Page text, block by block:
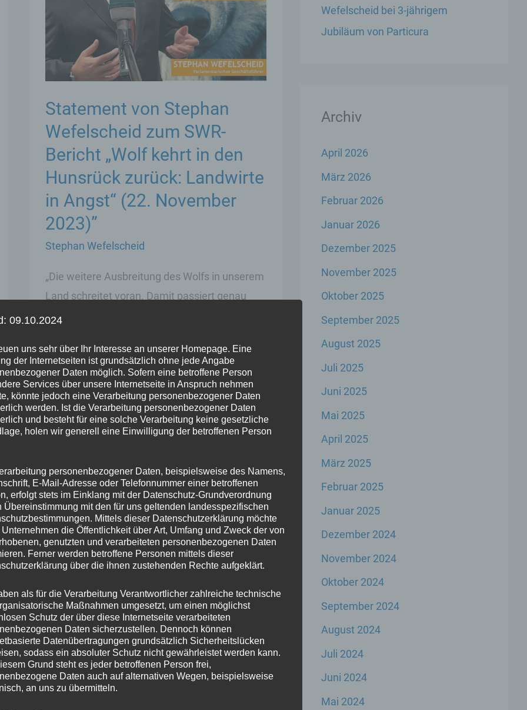
Statement von Stephan
Wefelscheid zum SWR-
Bericht „Wolf kehrt in den
Hunsrück zurück: Landwirte
in Angst“ (22. November
2023)”
Stephan Wefelscheid
„Die weitere Ausbreitung des Wolfs in unserem
Land schreitet voran. Damit passiert genau
das, wovor ich schon lange gewarnt habe: Die
Druck und werden in ihrer Existenz bedroht.
Sowohl die grüne Bundesumweltministerin
Steffi Lemke als auch die SPD-Fraktion auf
Landesebene haben sich bereits mehrfach
unsere Forderung nach Bestandsmanagement
Statement
von
Stephan
Wefelscheid
zum
Bericht
„Wolf
kehrt
in
den
Weiterlesen
21
2023
Wefelscheid bei 3-jährigem
Jubiläum von Particura
Archiv
April 2026
März 2026
Februar 2026
Januar 2026
Dezember 2025
November 2025
Oktober 2025
September 2025
August 2025
Juli 2025
Juni 2025
Mai 2025
April 2025
März 2025
Februar 2025
Januar 2025
Dezember 2024
November 2024
Oktober 2024
September 2024
August 2024
Juli 2024
Juni 2024
Mai 2024
09.10.2024
uns sehr über Ihr Interesse an unserer Homepage. Eine
der Internetseiten ist grundsätzlich ohne jede Angabe
Daten möglich. Sofern eine betroffene Person
Services über unsere Internetseite in Anspruch nehmen
könnte jedoch eine Verarbeitung personenbezogener Daten
werden. Ist die Verarbeitung personenbezogener Daten
und besteht für eine solche Verarbeitung keine gesetzliche
holen wir generell eine Einwilligung der betroffenen Person
personenbezogener Daten, beispielsweise des Namens,
E-Mail-Adresse oder Telefonnummer einer betroffenen
erfolgt stets im Einklang mit der Datenschutz-Grundverordnung
Übereinstimmung mit den für uns geltenden landesspezifischen
Mittels dieser Datenschutzerklärung möchte
Unternehmen die Öffentlichkeit über Art, Umfang und Zweck der von
genutzten und verarbeiteten personenbezogenen Daten
Ferner werden betroffene Personen mittels dieser
über die ihnen zustehenden Rechte aufgeklärt.
als für die Verarbeitung Verantwortlicher zahlreiche technische
Maßnahmen umgesetzt, um einen möglichst
Schutz der über diese Internetseite verarbeiteten
Daten sicherzustellen. Dennoch können
Datenübertragungen grundsätzlich Sicherheitslücken
sodass ein absoluter Schutz nicht gewährleistet werden kann.
Grund steht es jeder betroffenen Person frei,
Daten auch auf alternativen Wegen, beispielsweise
an uns zu übermitteln.